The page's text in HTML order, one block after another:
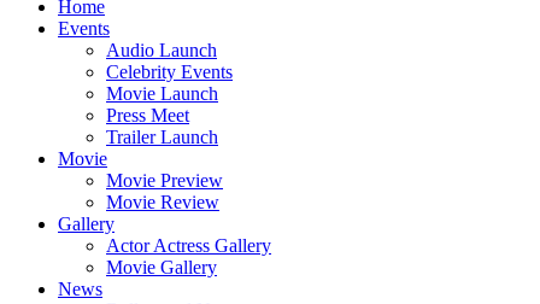
Home
Events
Audio Launch
Celebrity Events
Movie Launch
Press Meet
Trailer Launch
Movie
Movie Preview
Movie Review
Gallery
Actor Actress Gallery
Movie Gallery
News